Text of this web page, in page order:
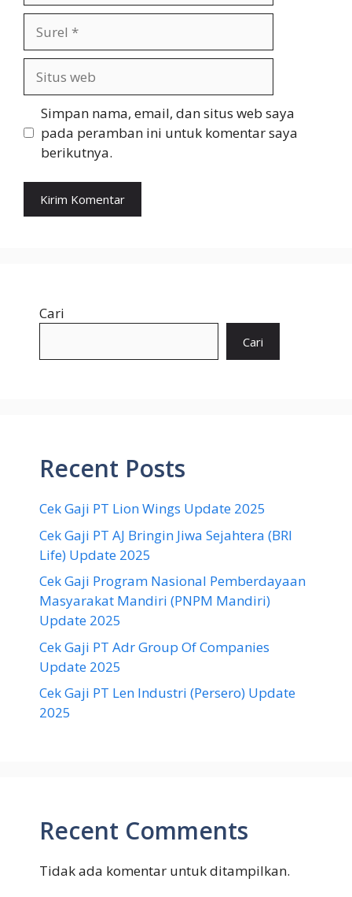
web
Simpan nama, email, dan situs web saya
pada peramban ini untuk komentar saya
berikutnya.
Cari
Cari
Recent Posts
Cek Gaji PT Lion Wings Update 2025
Cek Gaji PT AJ Bringin Jiwa Sejahtera (BRI
Life) Update 2025
Cek Gaji Program Nasional Pemberdayaan
Masyarakat Mandiri (PNPM Mandiri)
Update 2025
Cek Gaji PT Adr Group Of Companies
Update 2025
Cek Gaji PT Len Industri (Persero) Update
2025
Recent Comments
Tidak ada komentar untuk ditampilkan.